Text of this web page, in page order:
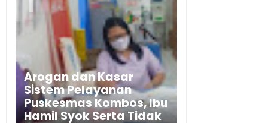
Arogan dan Kasar
Sistem Pelayanan
Puskesmas Kombos, Ibu
Hamil Syok Serta Tidak